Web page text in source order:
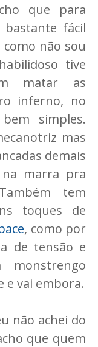
que para
bastante fácil
não sou
tive
matar as
inferno, no
simples.
mas
demais
marra pra
tem
toques de
, como por
de tensão e
e vai embora.
não achei do
que quem